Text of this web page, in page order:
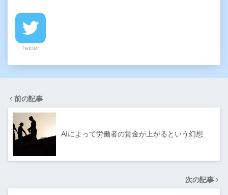
Twitter
前の記事
AIによって労働者の賃金が上がるという幻想
次の記事